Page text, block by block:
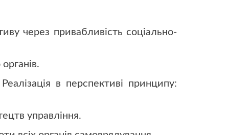
через привабливість соціально-
в перспективі принципу:
управління.